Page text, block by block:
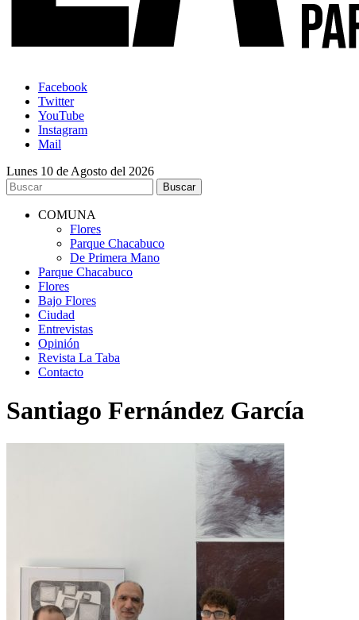
Facebook
Twitter
YouTube
Instagram
Mail
Lunes 10 de Agosto del 2026
COMUNA
Flores
Parque Chacabuco
De Primera Mano
Parque Chacabuco
Flores
Bajo Flores
Ciudad
Entrevistas
Opinión
Revista La Taba
Contacto
Santiago Fernández García